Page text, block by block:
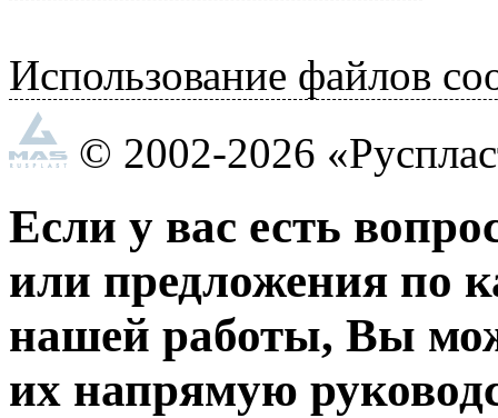
Использование файлов
© 2002-2026
Если у вас есть
или предложения по
нашей работы, Вы
их напрямую